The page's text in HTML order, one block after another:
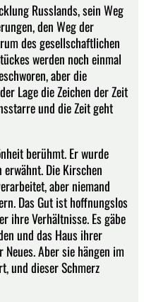
Russlands, sein Weg
den Weg der
des gesellschaftlichen
werden noch einmal
aber die
Lage die Zeichen der Zeit
und die Zeit geht
berühmt. Er wurde
Die Kirschen
aber niemand
Das Gut ist hoffnungslos
ihre Verhältnisse. Es gäbe
und das Haus ihrer
Aber sie hängen im
und dieser Schmerz